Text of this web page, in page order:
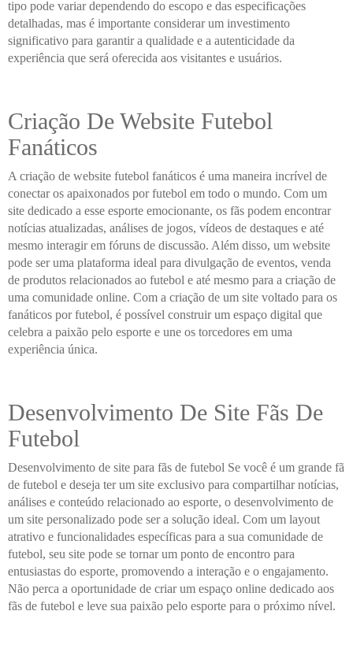
tipo pode variar dependendo do escopo e das especificações
detalhadas, mas é importante considerar um investimento
significativo para garantir a qualidade e a autenticidade da
experiência que será oferecida aos visitantes e usuários.
Criação De Website Futebol
Fanáticos
A criação de website futebol fanáticos é uma maneira incrível de
conectar os apaixonados por futebol em todo o mundo. Com um
site dedicado a esse esporte emocionante, os fãs podem encontrar
notícias atualizadas, análises de jogos, vídeos de destaques e até
mesmo interagir em fóruns de discussão. Além disso, um website
pode ser uma plataforma ideal para divulgação de eventos, venda
de produtos relacionados ao futebol e até mesmo para a criação de
uma comunidade online. Com a criação de um site voltado para os
fanáticos por futebol, é possível construir um espaço digital que
celebra a paixão pelo esporte e une os torcedores em uma
experiência única.
Desenvolvimento De Site Fãs De
Futebol
Desenvolvimento de site para fãs de futebol Se você é um grande fã
de futebol e deseja ter um site exclusivo para compartilhar notícias,
análises e conteúdo relacionado ao esporte, o desenvolvimento de
um site personalizado pode ser a solução ideal. Com um layout
atrativo e funcionalidades específicas para a sua comunidade de
futebol, seu site pode se tornar um ponto de encontro para
entusiastas do esporte, promovendo a interação e o engajamento.
Não perca a oportunidade de criar um espaço online dedicado aos
fãs de futebol e leve sua paixão pelo esporte para o próximo nível.